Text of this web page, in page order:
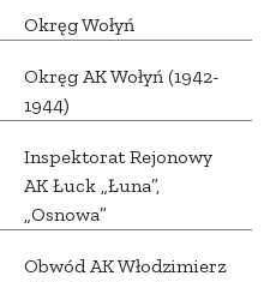
Okręg Wołyń
Okręg AK Wołyń (1942-
1944)
Inspektorat Rejonowy
AK Łuck „Łuna”,
„Osnowa”
Obwód AK Włodzimierz